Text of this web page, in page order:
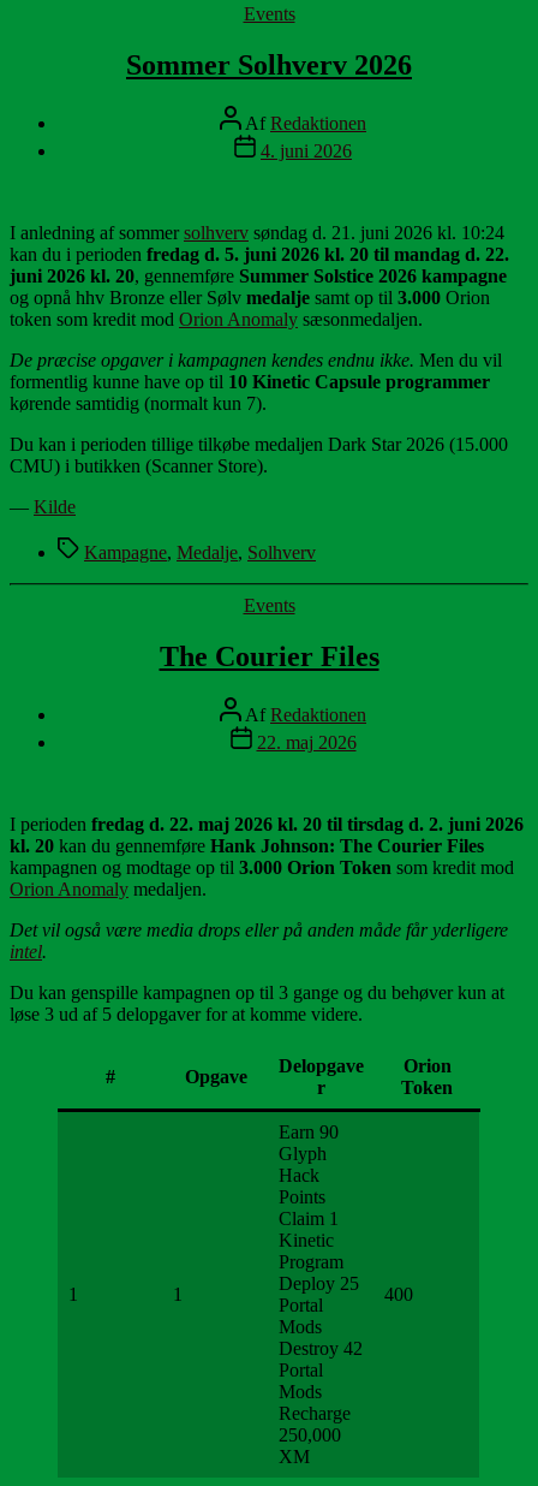
Kategorier
Events
Sommer Solhverv 2026
Indlægsforfatter
AfRedaktionen
Indlægsdato
4. juni 2026
I anledning af sommersolhverv søndag d. 21. juni 2026 kl. 10:24
kan du i perioden fredag d. 5. juni 2026 kl. 20 til mandag d. 22.
juni 2026 kl. 20, gennemføre Summer Solstice 2026 kampagne
og opnå hhv Bronze eller Sølv medalje samt op til 3.000 Orion
token som kredit mod Orion Anomaly sæsonmedaljen.
De præcise opgaver i kampagnen kendes endnu ikke. Men du vil
formentlig kunne have op til 10 Kinetic Capsule programmer
kørende samtidig (normalt kun 7).
Du kan i perioden tillige tilkøbe medaljen Dark Star 2026 (15.000
CMU) i butikken (Scanner Store).
— Kilde
TagsKampagne, Medalje, Solhverv
Kategorier
Events
The Courier Files
Indlægsforfatter
AfRedaktionen
Indlægsdato
22. maj 2026
I perioden fredag d. 22. maj 2026 kl. 20 til tirsdag d. 2. juni 2026
kl. 20 kan du gennemføre Hank Johnson: The Courier Files
kampagnen og modtage op til 3.000 Orion Token som kredit mod
Orion Anomaly medaljen.
Det vil også være media drops eller på anden måde får yderligere
intel.
Du kan genspille kampagnen op til 3 gange og du behøver kun at
løse 3 ud af 5 delopgaver for at komme videre.
# Opgave
Delopgave
r
Orion
Token
1 1
Earn 90
Glyph
Hack
Points
Claim 1
Kinetic
Program
Deploy 25
Portal
Mods
Destroy 42
Portal
Mods
Recharge
250,000
XM
400